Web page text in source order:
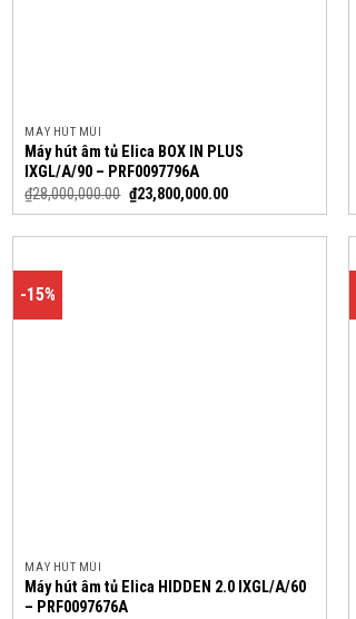
MÁY HÚT MÙI
Máy hút âm tủ Elica BOX IN PLUS
IXGL/A/90 – PRF0097796A
₫28,000,000.00 ₫23,800,000.00
-15%
MÁY HÚT MÙI
Máy hút âm tủ Elica HIDDEN 2.0 IXGL/A/60
– PRF0097676A